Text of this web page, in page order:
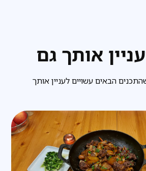
אותך גם
הבאים עשויים לעניין אותך